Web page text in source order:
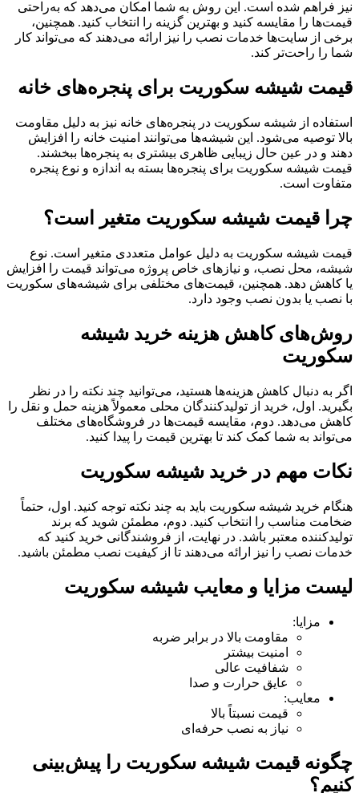
نیز فراهم شده است. این روش به شما امکان می‌دهد که به‌راحتی
قیمت‌ها را مقایسه کنید و بهترین گزینه را انتخاب کنید. همچنین،
برخی از سایت‌ها خدمات نصب را نیز ارائه می‌دهند که می‌تواند کار
شما را راحت‌تر کند.
قیمت شیشه سکوریت برای پنجره‌های خانه
استفاده از شیشه سکوریت در پنجره‌های خانه نیز به دلیل مقاومت
بالا توصیه می‌شود. این شیشه‌ها می‌توانند امنیت خانه را افزایش
دهند و در عین حال زیبایی ظاهری بیشتری به پنجره‌ها ببخشند.
قیمت شیشه سکوریت برای پنجره‌ها بسته به اندازه و نوع پنجره
متفاوت است.
چرا قیمت شیشه سکوریت متغیر است؟
قیمت شیشه سکوریت به دلیل عوامل متعددی متغیر است. نوع
شیشه، محل نصب، و نیازهای خاص پروژه می‌تواند قیمت را افزایش
یا کاهش دهد. همچنین، قیمت‌های مختلفی برای شیشه‌های سکوریت
با نصب یا بدون نصب وجود دارد.
روش‌های کاهش هزینه خرید شیشه
سکوریت
اگر به دنبال کاهش هزینه‌ها هستید، می‌توانید چند نکته را در نظر
بگیرید. اول، خرید از تولیدکنندگان محلی معمولاً هزینه حمل و نقل را
کاهش می‌دهد. دوم، مقایسه قیمت‌ها در فروشگاه‌های مختلف
می‌تواند به شما کمک کند تا بهترین قیمت را پیدا کنید.
نکات مهم در خرید شیشه سکوریت
هنگام خرید شیشه سکوریت باید به چند نکته توجه کنید. اول، حتماً
ضخامت مناسب را انتخاب کنید. دوم، مطمئن شوید که برند
تولیدکننده معتبر باشد. در نهایت، از فروشندگانی خرید کنید که
خدمات نصب را نیز ارائه می‌دهند تا از کیفیت نصب مطمئن باشید.
لیست مزایا و معایب شیشه سکوریت
مزایا:
مقاومت بالا در برابر ضربه
امنیت بیشتر
شفافیت عالی
عایق حرارت و صدا
معایب:
قیمت نسبتاً بالا
نیاز به نصب حرفه‌ای
چگونه قیمت شیشه سکوریت را پیش‌بینی
کنیم؟